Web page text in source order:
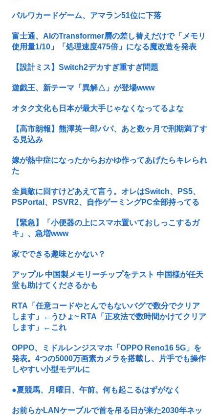
パルワカードゲーム、アマラン51位に下落
富士通、AIのTransformer層の差し替えだけで「メモリ
使用量1/10」「処理速度475倍」になる魔改造を発表
【設計ミス】Switch2デカすぎ重すぎ問題
遊戯王、新テーマ「異解△」が登場www
オタク文化も日本が最大手じゃなくなってるよな
【高市朗報】熊澤英一郎パパ、あと数ヶ月で刑期満了す
る見込み
嫁が熱中症になったからおかゆ作ってあげたらキレられ
た
全員敵に回すけどあえて言う。オレはSwitch、PS5、
PSPortal、PSVR2、自作ゲーミングPC全部持ってる
【緊急】「小便器の上にスマホ置いておしっこするガ
キ」、急増www
家でできる趣味とかない？
アップル 中国製メモリーチップをテスト 中国様が任天
堂も助けてくださるかも
RTA「任意コードやとんでもないバグで数分でクリア
します」←うひょ~ RTA「正攻法で数時間かけてクリア
します」←これ
OPPO、ミドルレンジスマホ「OPPO Reno16 5G」を
発表。4つの5000万画素カメラを搭載し、片手でも操作
しやすい小型モデルに
●夏競馬、月曜日、午前。何も起こるはずがなく
お前らかLANケーブルで首を吊る日が来た2030年ネッ